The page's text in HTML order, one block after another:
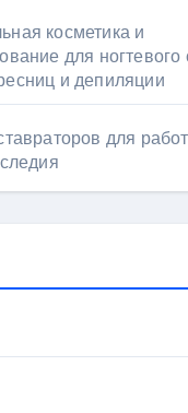
косметика и
для ногтевого
и депиляции
для